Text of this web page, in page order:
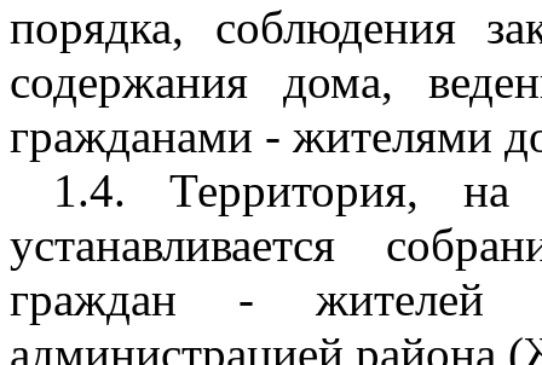
порядка, соблюдения
содержания дома,
гражданами - жителями
1.4. Территория, на
устанавливается
граждан - жителей
администрацией